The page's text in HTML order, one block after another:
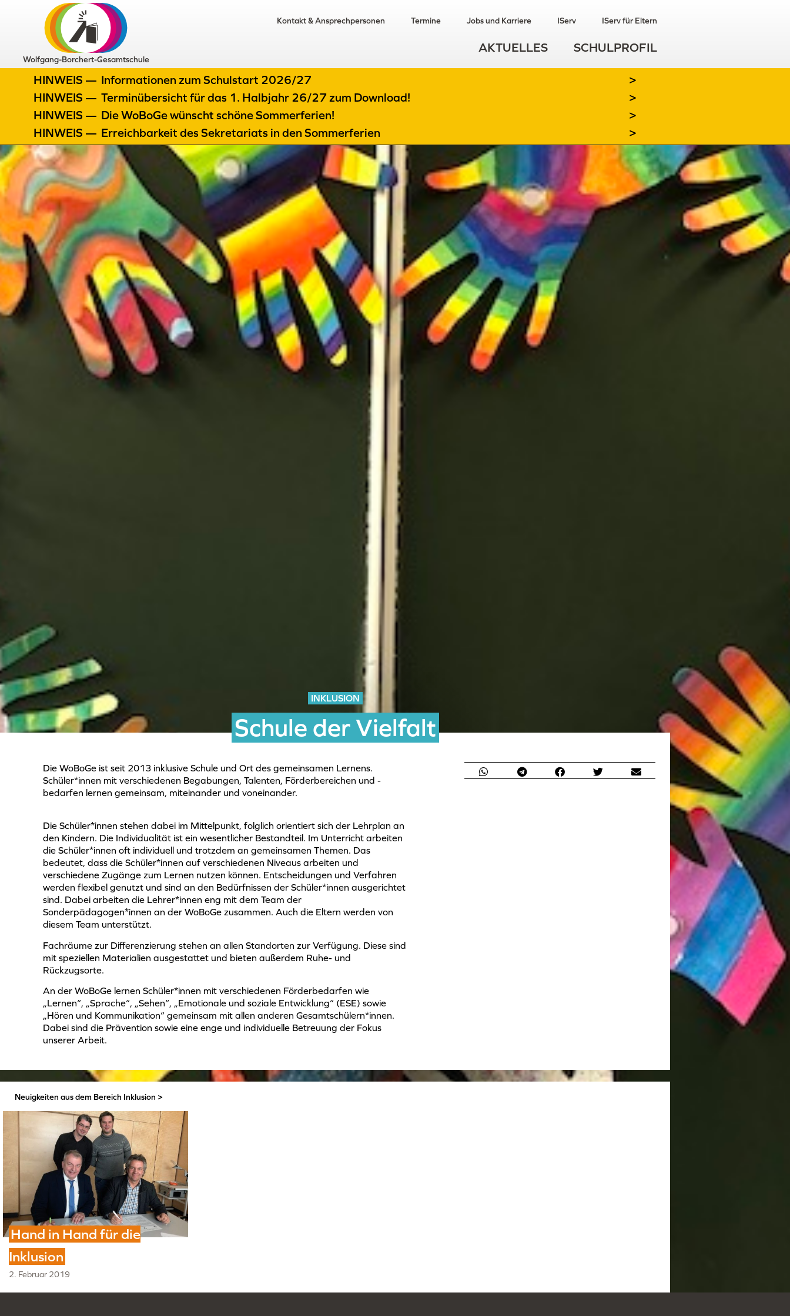
Wolfgang-Borchert-Gesamtschule
Kontakt & Ansprechpersonen Termine Jobs und Karriere IServ IServ für Eltern
AKTUELLES SCHULPROFIL
HINWEIS — Informationen zum Schulstart 2026/27
>
HINWEIS — Terminübersicht für das 1. Halbjahr 26/27 zum Download!
>
HINWEIS — Die WoBoGe wünscht schöne Sommerferien!
>
HINWEIS — Erreichbarkeit des Sekretariats in den Sommerferien >
INKLUSION
Schule der Vielfalt
Die WoBoGe ist seit 2013 inklusive Schule und Ort des gemeinsamen Lernens.
Schüler*innen mit verschiedenen Begabungen, Talenten, Förderbereichen und -
bedarfen lernen gemeinsam, miteinander und voneinander.
Die Schüler*innen stehen dabei im Mittelpunkt, folglich orientiert sich der Lehrplan an
den Kindern. Die Individualität ist ein wesentlicher Bestandteil. Im Unterricht arbeiten
die Schüler*innen oft individuell und trotzdem an gemeinsamen Themen. Das
bedeutet, dass die Schüler*innen auf verschiedenen Niveaus arbeiten und
verschiedene Zugänge zum Lernen nutzen können. Entscheidungen und Verfahren
werden flexibel genutzt und sind an den Bedürfnissen der Schüler*innen ausgerichtet
sind. Dabei arbeiten die Lehrer*innen eng mit dem Team der
Sonderpädagogen*innen an der WoBoGe zusammen. Auch die Eltern werden von
diesem Team unterstützt.
Fachräume zur Differenzierung stehen an allen Standorten zur Verfügung. Diese sind
mit speziellen Materialien ausgestattet und bieten außerdem Ruhe- und
Rückzugsorte.
An der WoBoGe lernen Schüler*innen mit verschiedenen Förderbedarfen wie
„Lernen“, „Sprache“, „Sehen“, „Emotionale und soziale Entwicklung“ (ESE) sowie
„Hören und Kommunikation“ gemeinsam mit allen anderen Gesamtschülern*innen.
Dabei sind die Prävention sowie eine enge und individuelle Betreuung der Fokus
unserer Arbeit.
Neuigkeiten aus dem Bereich Inklusion >
Hand in Hand für die
Inklusion
2. Februar 2019